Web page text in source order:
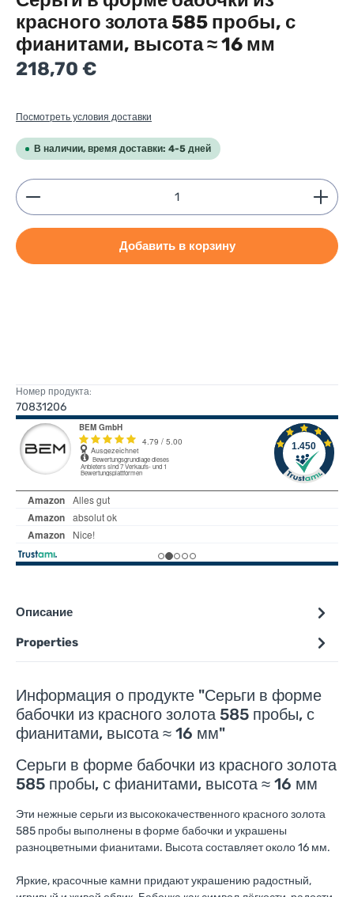
красного золота 585 пробы, с
фианитами, высота ≈ 16 мм
Regular price:
218,70 €
Посмотреть условия доставки
В наличии, время доставки: 4-5 дней
Product Quantity: Enter the desired amount or
Добавить в корзину
Номер продукта:
70831206
Описание
Properties
Информация о продукте "Серьги в форме
бабочки из красного золота 585 пробы, с
фианитами, высота ≈ 16 мм"
Серьги в форме бабочки из красного золота
585 пробы, с фианитами, высота ≈ 16 мм
Эти нежные серьги из высококачественного красного золота
585 пробы выполнены в форме бабочки и украшены
разноцветными фианитами. Высота составляет около 16 мм.
Яркие, красочные камни придают украшению радостный,